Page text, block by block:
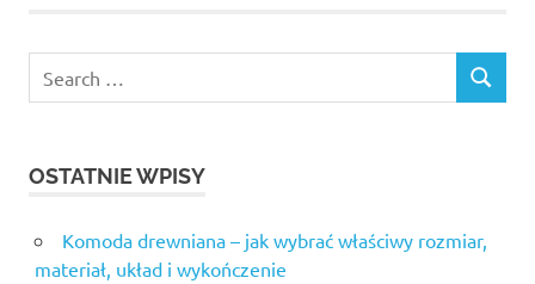
OSTATNIE WPISY
Komoda drewniana – jak wybrać właściwy rozmiar,
materiał, układ i wykończenie